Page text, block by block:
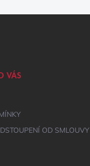
VÁS
OD SMLOUVY